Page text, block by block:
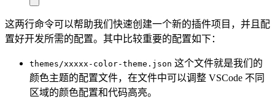
这两行命令可以帮助我们快速创建一个新的插件项目，并且配
置好开发所需的配置。其中比较重要的配置如下：
themes/xxxxx-color-theme.json 这个文件就是我们的
颜色主题的配置文件，在文件中可以调整 VSCode 不同
区域的颜色配置和代码高亮。